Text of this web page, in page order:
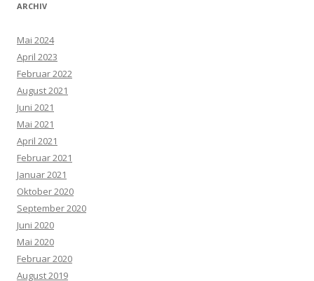
ARCHIV
Mai 2024
April 2023
Februar 2022
August 2021
Juni 2021
Mai 2021
April 2021
Februar 2021
Januar 2021
Oktober 2020
September 2020
Juni 2020
Mai 2020
Februar 2020
August 2019